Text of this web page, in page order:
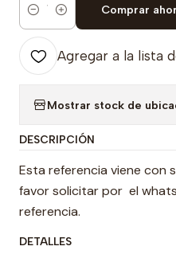
Cantidad
Comprar
Agregar a la lista
Mostrar stock de
DESCRIPCIÓN
Esta referencia viene con
favor solicitar por el
referencia.
DETALLES